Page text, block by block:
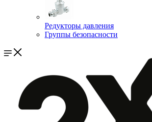
Редукторы давления
Группы безопасности